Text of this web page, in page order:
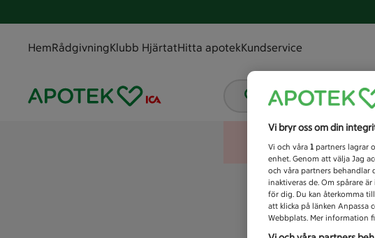
HemRådgivningKlubb HjärtatHitta apotekKundservice
Vad letar du efter
Vi bryr oss om din
Vi och våra 1 partners lagrar
enhet. Genom att välja Jag
och våra partners behandlar
inaktiveras de. Om spårare
för dig. Du kan återkomma
att klicka på länken Anpassa
Webbplats. Mer information